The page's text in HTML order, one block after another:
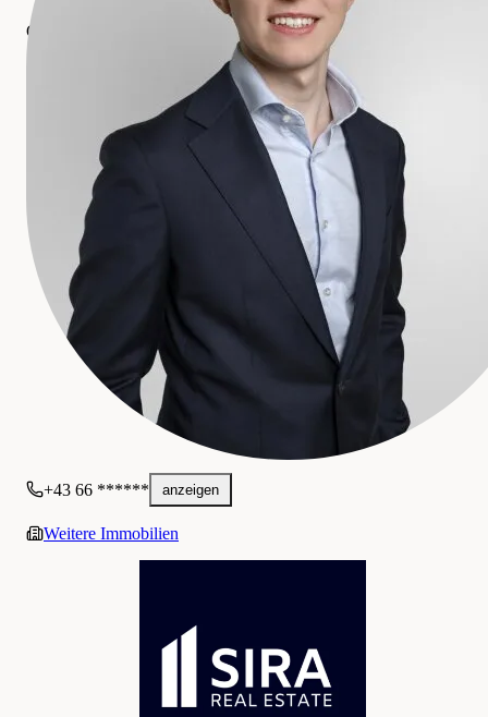
SIRA Real Estate GmbH
Gewerblich
+43 66 ****** anzeigen
Weitere Immobilien